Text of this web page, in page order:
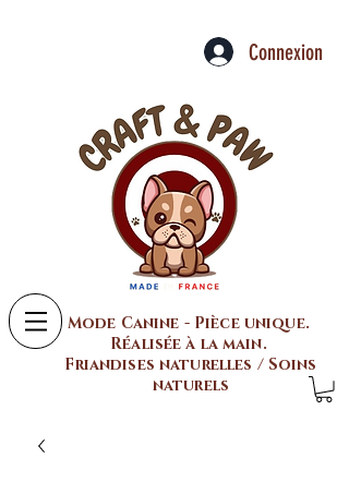
Connexion
Mode Canine - Pièce unique.
Réalisée à la main.
Friandises naturelles / Soins
naturels